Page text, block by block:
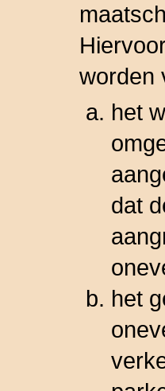
worden
het
dat
het